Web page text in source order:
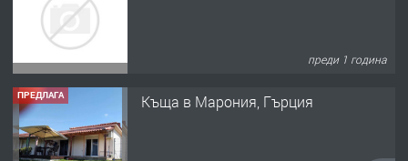
преди 1 година
ПРЕДЛАГА Къща в Марония, Гърция